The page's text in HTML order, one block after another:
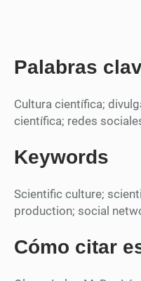
Palabras
Cultura científica;
científica; redes
Keywords
Scientific culture;
production; social
Cómo citar